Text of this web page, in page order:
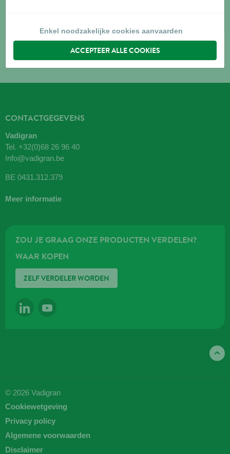
CONTACTGEGEVENS
Vadigran
Tel. +32(0)68 26 96 40
Info@vadigran.be
BE 0431.312.379
Meer informatie
ZOU JE GRAAG ONZE PRODUCTEN VERDELEN?
WAAR KOPEN
ZELF VERDELER WORDEN
LINKEDINYOUTUBE
© 2026 Vadigran
Cookiewetgeving
Privacy policy
Algemene voorwaarden
Disclaimer
Enkel noodzakelijke cookies aanvaarden
ACCEPTEER ALLE COOKIES